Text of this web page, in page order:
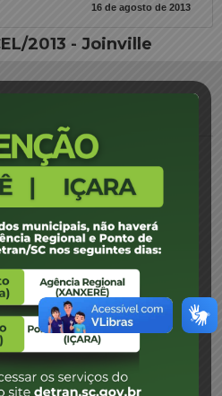
16 de agosto de 2013
2013 - Joinville